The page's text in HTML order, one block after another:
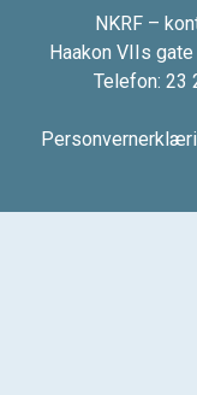
NKRF –
Haakon VIIs
Telefon: 23